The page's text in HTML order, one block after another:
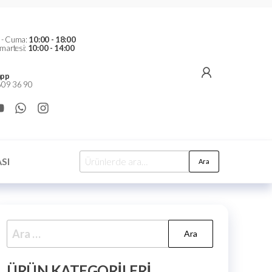
- Cuma: 10:00 - 18:00
10:00 - 14:00
36 90
Ara